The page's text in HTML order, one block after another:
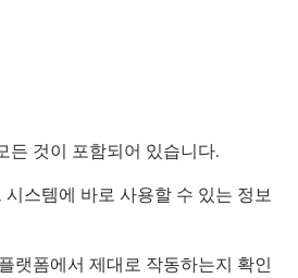
든 것이 포함되어 있습니다.
스템에 바로 사용할 수 있는 정보
폼에서 제대로 작동하는지 확인